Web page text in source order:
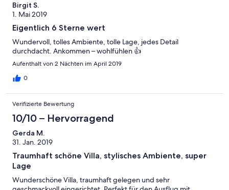
Birgit S.
1. Mai 2019
Eigentlich 6 Sterne wert
Wundervoll, tolles Ambiente, tolle Lage, jedes Detail
durchdacht. Ankommen – wohlfühlen 👍
Aufenthalt von 2 Nächten im April 2019
0
Verifizierte Bewertung
10/10 – Hervorragend
Gerda M.
31. Jan. 2019
Traumhaft schöne Villa, stylisches Ambiente, super
Lage
Wunderschöne Villa, traumhaft gelegen und sehr